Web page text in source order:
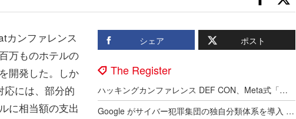
シェア ポスト
The Register
ハッキングカンファレンス DEF CON、Meta式「変態メガネ」全面禁止（度付きもNG）広がるスマートグラス締め出し
Google がサイバー犯罪集団の独自分類体系を導入 ～ Microsoft と CrowdStrike が推進した業界統一規則はいずこへ
カンファレンス
万ものホテルの
開発した。しか
応には、部分的
に相当額の支出